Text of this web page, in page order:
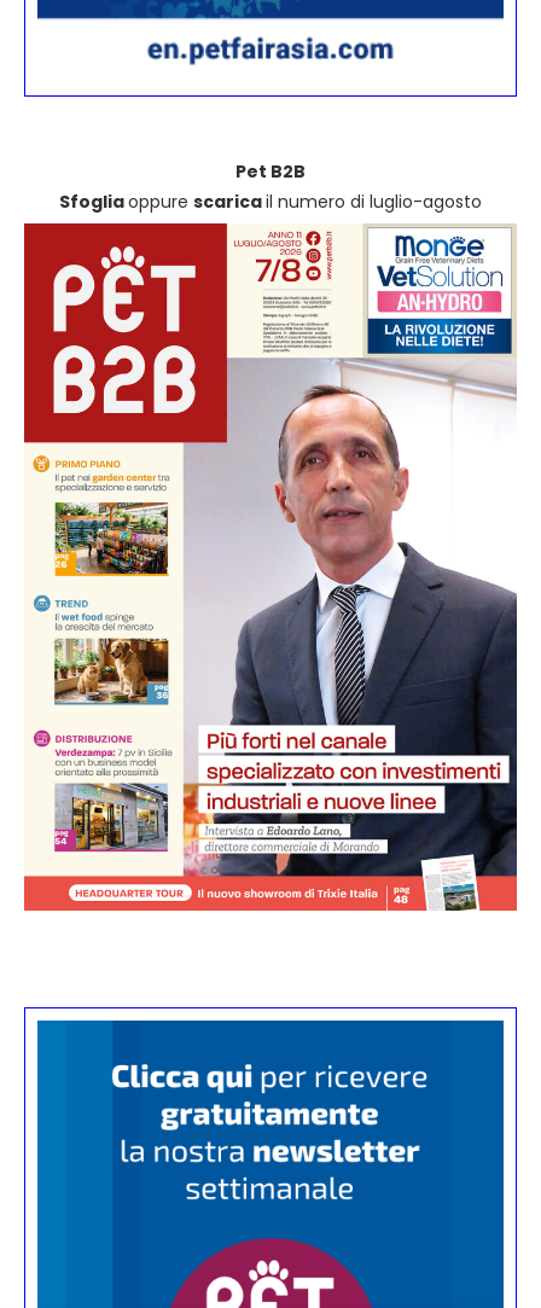
Pet B2B
Sfogliaoppure scaricail numero di luglio-agosto